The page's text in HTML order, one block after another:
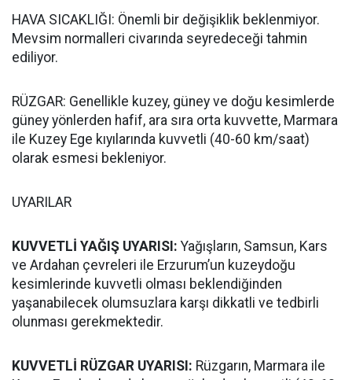
HAVA SICAKLIĞI: Önemli bir değişiklik beklenmiyor.
Mevsim normalleri civarında seyredeceği tahmin
ediliyor.
RÜZGAR: Genellikle kuzey, güney ve doğu kesimlerde
güney yönlerden hafif, ara sıra orta kuvvette, Marmara
ile Kuzey Ege kıyılarında kuvvetli (40-60 km/saat)
olarak esmesi bekleniyor.
UYARILAR
KUVVETLİ YAĞIŞ UYARISI: Yağışların, Samsun, Kars
ve Ardahan çevreleri ile Erzurum’un kuzeydoğu
kesimlerinde kuvvetli olması beklendiğinden
yaşanabilecek olumsuzlara karşı dikkatli ve tedbirli
olunması gerekmektedir.
KUVVETLİ RÜZGAR UYARISI: Rüzgarın, Marmara ile